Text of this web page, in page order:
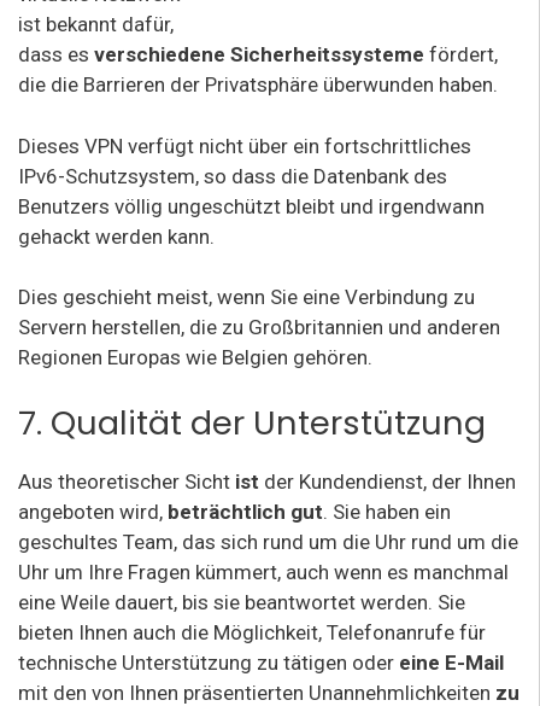
ist bekannt dafür,
dass es verschiedene Sicherheitssysteme fördert,
die die Barrieren der Privatsphäre überwunden haben.
Dieses VPN verfügt nicht über ein fortschrittliches
IPv6-Schutzsystem, so dass die Datenbank des
Benutzers völlig ungeschützt bleibt und irgendwann
gehackt werden kann.
Dies geschieht meist, wenn Sie eine Verbindung zu
Servern herstellen, die zu Großbritannien und anderen
Regionen Europas wie Belgien gehören.
7. Qualität der Unterstützung
Aus theoretischer Sicht ist der Kundendienst, der Ihnen
angeboten wird, beträchtlich gut. Sie haben ein
geschultes Team, das sich rund um die Uhr rund um die
Uhr um Ihre Fragen kümmert, auch wenn es manchmal
eine Weile dauert, bis sie beantwortet werden. Sie
bieten Ihnen auch die Möglichkeit, Telefonanrufe für
technische Unterstützung zu tätigen oder eine E-Mail
mit den von Ihnen präsentierten Unannehmlichkeiten zu